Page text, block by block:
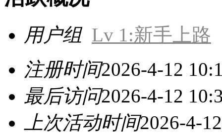
用户组 Lv 1:新手上路
注册时间2026-4-12
最后访问2026-4-12
上次活动时间2026-4-